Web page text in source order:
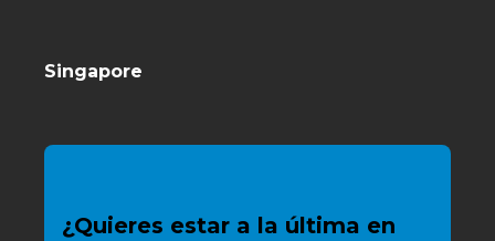
Singapore
¿Quieres estar a la última en